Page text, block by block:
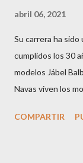
abril 06, 2021
Su carrera ha
cumplidos los 30
modelos Jábel
Navas viven los
M ateo nació en
COMPARTIR